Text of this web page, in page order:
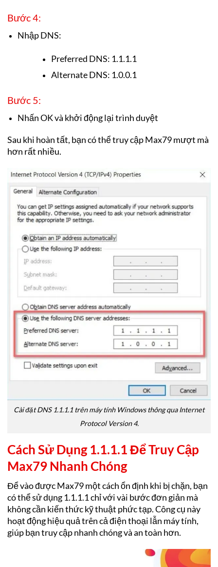
Bước 4:
Nhập DNS:
Preferred DNS: 1.1.1.1
Alternate DNS: 1.0.0.1
Bước 5:
Nhấn OK và khởi động lại trình duyệt
Sau khi hoàn tất, bạn có thể truy cập Max79 mượt mà
hơn rất nhiều.
Cài đặt DNS 1.1.1.1 trên máy tính Windows thông qua Internet
Protocol Version 4.
Cách Sử Dụng 1.1.1.1 Để Truy Cập
Max79 Nhanh Chóng
Để vào được Max79 một cách ổn định khi bị chặn, bạn
có thể sử dụng 1.1.1.1 chỉ với vài bước đơn giản mà
không cần kiến thức kỹ thuật phức tạp. Công cụ này
hoạt động hiệu quả trên cả điện thoại lẫn máy tính,
giúp bạn truy cập nhanh chóng và an toàn hơn.